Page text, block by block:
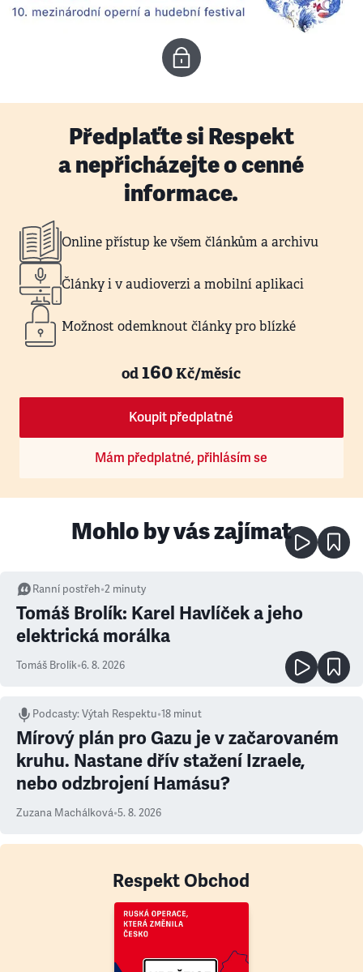
Předplaťte si Respekt
a nepřicházejte o cenné
informace.
Online přístup ke všem článkům a archivu
Články i v audioverzi a mobilní aplikaci
Možnost odemknout články pro blízké
od160Kč/měsíc
Koupit předplatné
Mám předplatné, přihlásím se
Mohlo by vás zajímat
Ranní postřeh•2 minuty
Tomáš Brolík: Karel Havlíček a jeho
elektrická morálka
Tomáš Brolík•6. 8. 2026
Podcasty:Výtah Respektu•18 minut
Mírový plán pro Gazu je v začarovaném
kruhu. Nastane dřív stažení Izraele,
nebo odzbrojení Hamásu?
Zuzana Machálková•5. 8. 2026
Respekt Obchod